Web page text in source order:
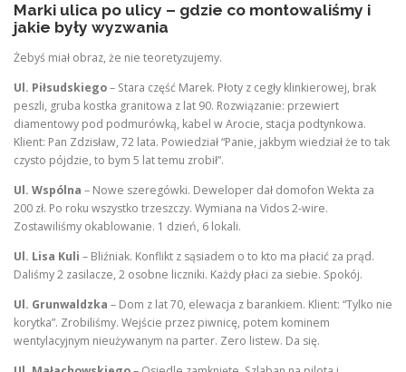
Marki ulica po ulicy – gdzie co montowaliśmy i
jakie były wyzwania
Żebyś miał obraz, że nie teoretyzujemy.
Ul. Piłsudskiego– Stara część Marek. Płoty z cegły klinkierowej, brak
peszli, gruba kostka granitowa z lat 90. Rozwiązanie: przewiert
diamentowy pod podmurówką, kabel w Arocie, stacja podtynkowa.
Klient: Pan Zdzisław, 72 lata. Powiedział “Panie, jakbym wiedział że to tak
czysto pójdzie, to bym 5 lat temu zrobił”.
Ul. Wspólna – Nowe szeregówki. Deweloper dał domofon Wekta za
200 zł. Po roku wszystko trzeszczy. Wymiana na Vidos 2-wire.
Zostawiliśmy okablowanie. 1 dzień, 6 lokali.
Ul. Lisa Kuli – Bliźniak. Konflikt z sąsiadem o to kto ma płacić za prąd.
Daliśmy 2 zasilacze, 2 osobne liczniki. Każdy płaci za siebie. Spokój.
Ul. Grunwaldzka – Dom z lat 70, elewacja z barankiem. Klient: “Tylko nie
korytka”. Zrobiliśmy. Wejście przez piwnicę, potem kominem
wentylacyjnym nieużywanym na parter. Zero listew. Da się.